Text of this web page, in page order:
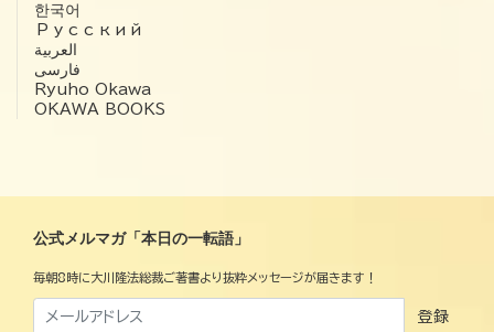
한국어
Русский
العربية‏
فارسی
Ryuho Okawa
OKAWA BOOKS
公式メルマガ「本日の一転語」
毎朝8時に大川隆法総裁ご著書より抜粋メッセージが届きます！
登録